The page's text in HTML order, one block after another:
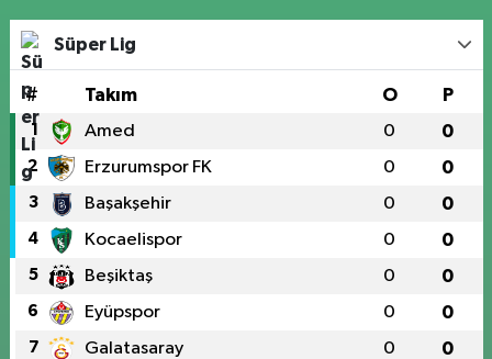
Süper Lig
# Takım O P
1 Amed 0 0
2 Erzurumspor FK 0 0
3 Başakşehir 0 0
4 Kocaelispor 0 0
5 Beşiktaş 0 0
6 Eyüpspor 0 0
7 Galatasaray 0 0